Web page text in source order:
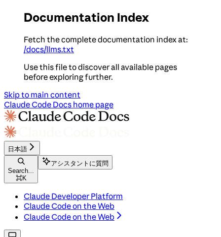
Documentation Index
Fetch the complete documentation index at:
/docs/llms.txt
Use this file to discover all available pages
before exploring further.
Skip to main content
Claude Code Docs home page
日本語
Search...
⌘K
アシスタントに質問
Claude Developer Platform
Claude Code on the Web
Claude Code on the Web